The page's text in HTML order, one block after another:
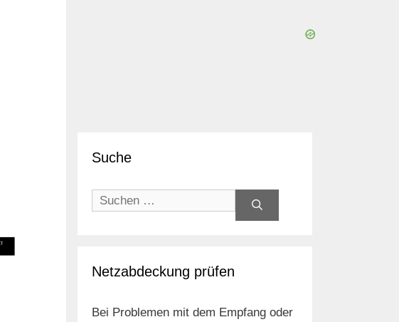
Suche
Suchen
nach:
Netzabdeckung prüfen
Bei Problemen mit dem Empfang oder